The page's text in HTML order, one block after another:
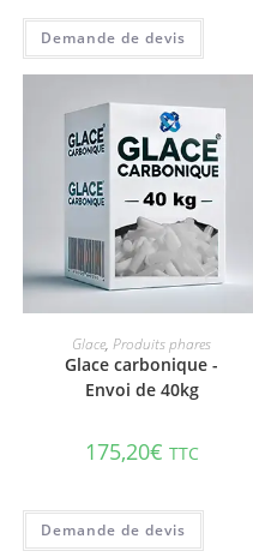
AJOUTER AU PANIER
Glace,Produits phares
Glace carbonique -
Envoi de 40kg
175,20€ TTC